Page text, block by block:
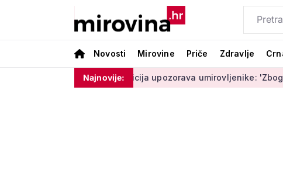
Novosti Mirovine Priče Zdravlje
Najnovije:
Policija upozorava umirovljenike: 'Zbog